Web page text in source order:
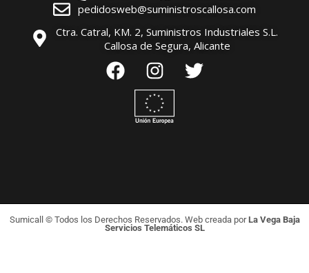
pedidosweb@suministroscallosa.com
Ctra. Catral, KM. 2, Suministros Industriales S.L.
Callosa de Segura, Alicante
Sumicall © Todos los Derechos Reservados. Web creada porLa Vega Baja
Servicios Telemáticos SL